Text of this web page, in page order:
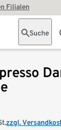
Filialen
Suche
zzgl.